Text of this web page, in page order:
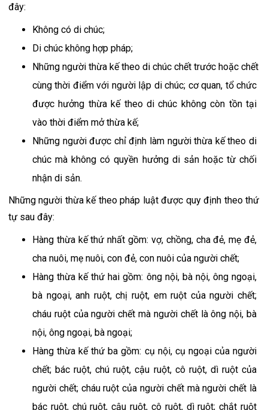
đây:
Không có di chúc;
Di chúc không hợp pháp;
Những người thừa kế theo di chúc chết trước hoặc chết
cùng thời điểm với người lập di chúc; cơ quan, tổ chức
được hưởng thừa kế theo di chúc không còn tồn tại
vào thời điểm mở thừa kế;
Những người được chỉ định làm người thừa kế theo di
chúc mà không có quyền hưởng di sản hoặc từ chối
nhận di sản.
Những người thừa kế theo pháp luật được quy định theo thứ
tự sau đây:
Hàng thừa kế thứ nhất gồm: vợ, chồng, cha đẻ, mẹ đẻ,
cha nuôi, mẹ nuôi, con đẻ, con nuôi của người chết;
Hàng thừa kế thứ hai gồm: ông nội, bà nội, ông ngoại,
bà ngoại, anh ruột, chị ruột, em ruột của người chết;
cháu ruột của người chết mà người chết là ông nội, bà
nội, ông ngoại, bà ngoại;
Hàng thừa kế thứ ba gồm: cụ nội, cụ ngoại của người
chết; bác ruột, chú ruột, cậu ruột, cô ruột, dì ruột của
người chết; cháu ruột của người chết mà người chết là
bác ruột, chú ruột, cậu ruột, cô ruột, dì ruột; chắt ruột